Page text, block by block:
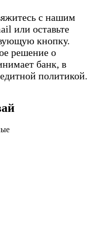
с нашим
или оставьте
кнопку.
решение о
банк, в
политикой.